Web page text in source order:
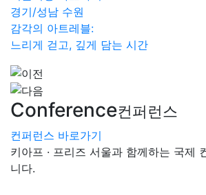
경기/성남 수원
감각의 아트레블:
느리게 걷고, 깊게 담는 시간
Conference컨퍼런스
컨퍼런스 바로가기
키아프 · 프리즈 서울과 함께하는 국제
니다.